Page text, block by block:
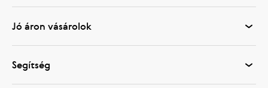
Jó áron vásárolok
Segítség